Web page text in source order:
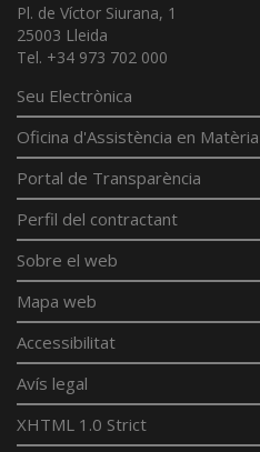
Pl. de Víctor Siurana, 1
25003 Lleida
Tel. +34 973 702 000
Seu Electrònica
Oficina d'Assistència en
Portal de Transparència
Perfil del contractant
Sobre el web
Mapa web
Accessibilitat
Avís legal
XHTML 1.0 Strict